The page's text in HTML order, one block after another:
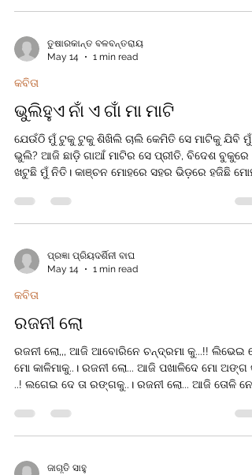
ବିବେକ ଆସିବ। ସେତେବେଳେ ପେଷା ସହିତ ନିଶା ଆସିବ।।
ସେବେ ସମ୍ମାନ ସହିତ ସୌନ୍ଦଯ୍ୟତା ଆସିବ ।। ମନ
ସଫଳତା ଜାଣିବ ଯେଉଁ ଶିକ୍ଷାରେ ସାମାଜିକତା ନାହିଁ । ସେ
ଶିକ୍ଷା ର ପୂର୍ଣ୍ଣତା ନାହିଁ।। ମନ ବସନ୍ତ ର ଶୁନ୍ୟତା ପାଇଁ
ତୁଷାରକାନ୍ତ ବଳବନ୍ତରାୟ
May 14
1 min read
କବିତା
ଭୁଲିହୁଏ ନାଁ ଏ ଗାଁ ମା ମାଟି
ଯେଉଁଠି ମୁଁ ଟୁକୁ ଟୁକୁ ଶିଖିଲି ଚାଲି କେମିତି ସେ ମାଟିକୁ ଯିବି ମୁଁ
ଭୁଲି? ଆଜି ଛାଡ଼ି ଗାଆଁ ମାଟିର ସେ ପ୍ରୀତି, ବିଦେଶ ବୁକୁରେ
ଖଟୁଛି ମୁଁ ନିତି। କାଞ୍ଚନ ମୋହରେ ସହର ଭିଡ଼ରେ ହଜିଛି ମୋହର
ମାଆମାଟି ଭୁଲିହୁଏ ନାହିଁ ଏ ଗାଁ ମା ମାଟି, ଭୁଲିହୁଏ ନାହିଁ ଏ ଗାଁ ମା
ମାଟି। ବାବୁ, ଅଫିସର ହେଲି କି ହାକିମ ପାଇଲେ ଯେତେ
ସ୍ଥାନ। ସପତ ସମୁଦ୍ର ବୁଲିଲି ମୁଁ ସତେ ବୁଲିଲି ଅନେକ ସହର
କିନ୍ତୁ ଗାଁ ଦାଣ୍ଡର ସେଇ ଧୂଳିଖେଳ ଲାଗେ ସବୁଠୁ ମଧୁର ଛାତି
ଥରେ ମୋର ଯେବେ ମନେ
ପ୍ରଜ୍ଞା ପ୍ରିୟଦର୍ଶିନୀ ବାଘ
May 14
1 min read
କବିତା
ରଜନୀ ଲୋ
ରଜନୀ ଲୋ,,, ଆଜି ଆବୋରିନେ ଚନ୍ଦ୍ରମା କୁ...!! ଲିଭେଇ ଦେ
ମୋ କାଳିମାକୁ..। ରଜନୀ ଲୋ... ଆଜି ପଖାଳିଦେ ମୋ ଅଙ୍ଗ କୁ
..! ଲଗେଇ ଦେ ତା ରଙ୍ଗକୁ..। ରଜନୀ ଲୋ... ଆଜି ତୋଳି ନେ
ପୂର୍ଣ୍ଣତା ଦେ ମୋ ପ୍ରଣୟକୁ...!! ସମର୍ପି ଦେଲି ମୋ ନିଜକୁ ..।
@ପ୍ରଜ୍ଞା ପ୍ରିୟଦର୍ଶିନୀ ବାଘ
ଜାଗୃତି ସାହୁ